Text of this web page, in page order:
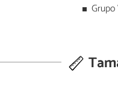
Grupo